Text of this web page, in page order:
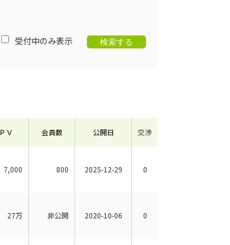
受付中のみ表示
ＰＶ 会員数 公開日 交渉
7,000 800 2025-12-29 0
27万 非公開 2020-10-06 0